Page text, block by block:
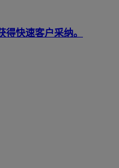
得快速客户采纳。